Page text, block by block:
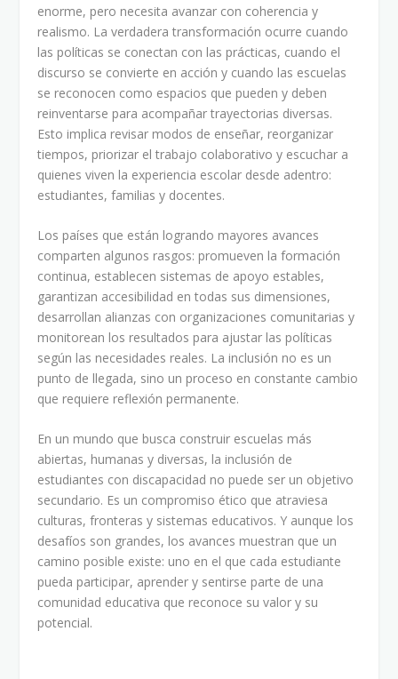
enorme, pero necesita avanzar con coherencia y
realismo. La verdadera transformación ocurre cuando
las políticas se conectan con las prácticas, cuando el
discurso se convierte en acción y cuando las escuelas
se reconocen como espacios que pueden y deben
reinventarse para acompañar trayectorias diversas.
Esto implica revisar modos de enseñar, reorganizar
tiempos, priorizar el trabajo colaborativo y escuchar a
quienes viven la experiencia escolar desde adentro:
estudiantes, familias y docentes.
Los países que están logrando mayores avances
comparten algunos rasgos: promueven la formación
continua, establecen sistemas de apoyo estables,
garantizan accesibilidad en todas sus dimensiones,
desarrollan alianzas con organizaciones comunitarias y
monitorean los resultados para ajustar las políticas
según las necesidades reales. La inclusión no es un
punto de llegada, sino un proceso en constante cambio
que requiere reflexión permanente.
En un mundo que busca construir escuelas más
abiertas, humanas y diversas, la inclusión de
estudiantes con discapacidad no puede ser un objetivo
secundario. Es un compromiso ético que atraviesa
culturas, fronteras y sistemas educativos. Y aunque los
desafíos son grandes, los avances muestran que un
camino posible existe: uno en el que cada estudiante
pueda participar, aprender y sentirse parte de una
comunidad educativa que reconoce su valor y su
potencial.